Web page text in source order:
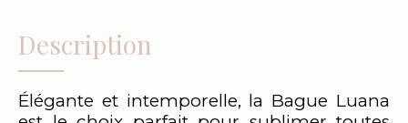
Description
Élégante et intemporelle, la Bague Luana